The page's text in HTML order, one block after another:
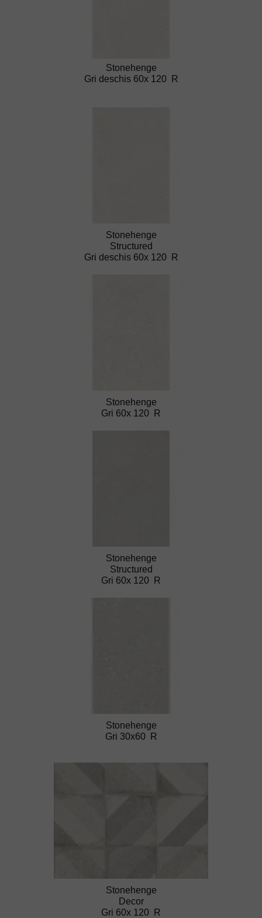
Stonehenge
Decor
Gri 60x 120 R
Stonehenge
Structured
Gri 60x 120 R
Stonehenge
Gri 30x60 R
Stonehenge
Gri 60x 120 R
Stonehenge
Structured
Gri deschis 60x 120 R
Stonehenge
Gri deschis 60x 120 R